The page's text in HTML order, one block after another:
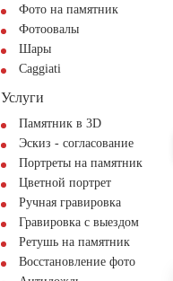
Фото на памятник
Фотоовалы
Шары
Сaggiati
Услуги
Памятник в 3D
Эскиз - согласование
Портреты на памятник
Цветной портрет
Ручная гравировка
Гравировка с выездом
Ретушь на памятник
Восстановление фото